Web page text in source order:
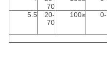
70
≤100
20-
70
5.5